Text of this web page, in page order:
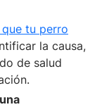
tu perro
la causa,
de salud